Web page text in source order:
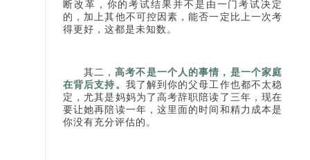
断改革，你的考试结果并不是由一门考试决定
的，加上其他不可控因素，能否一定比上一次考
得更好，这都是未知数。
其二，高考不是一个人的事情，是一个家庭
在背后支持。 我了解到你的父母工作也都不太稳
定，尤其是妈妈为了高考辞职陪读了三年，现在
要让她再陪读一年，这里面的时间和精力成本是
你没有充分评估的。